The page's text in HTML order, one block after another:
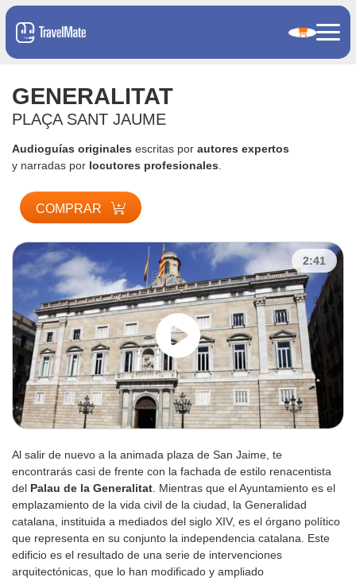
GENERALITAT
PLAÇA SANT JAUME
Audioguías originales escritas por autores expertos
y narradas por locutores profesionales
COMPRAR
2:41
Al salir de nuevo a la animada plaza de San Jaime, te
encontrarás casi de frente con la fachada de estilo renacentista
del Palau de la Generalitat . Mientras que el Ayuntamiento es el
emplazamiento de la vida civil de la ciudad, la Generalidad
catalana, instituida a mediados del siglo XIV, es el órgano político
que representa en su conjunto la independencia catalana. Este
edificio es el resultado de una serie de intervenciones
arquitectónicas, que lo han modificado y ampliado